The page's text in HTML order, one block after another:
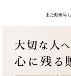
また動画等